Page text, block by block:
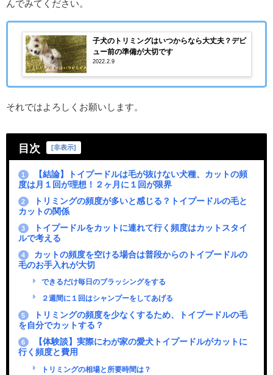
んでみてください。
子犬のトリミングはいつからなら大丈夫？デビ
ュー前の準備が大切です
2022.2.9
それではよろしくお願いします。
目次 [非表示]
1
【結論】トイプードルは毛が抜けない犬種、カットの頻
度は月１回が理想！２ヶ月に１回が限界
2
トリミングの頻度が多いと感じる？トイプードルの毛と
カットの関係
3
トイプードルをカットに連れて行く頻度はカットスタイ
ルで考える
4
カットの頻度を空ける場合は普段からのトイプードルの
毛のお手入れが大切
できるだけ毎日のブラッシングをする
２週間に１回はシャンプーをしてあげる
5
トリミングの頻度を少なくするため、トイプードルの毛
を自分でカットする？
6
【体験談】実際にわが家の愛犬トイプードルがカットに
行く頻度と費用
トリミングの相場と所要時間は？